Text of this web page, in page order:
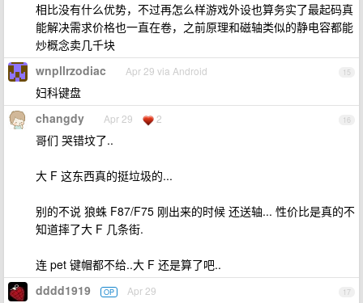
相比没有什么优势，不过再怎么样游戏外设也算务实了最起码真
能解决需求价格也一直在卷，之前原理和磁轴类似的静电容都能
炒概念卖几千块
15
wnpllrzodiac Apr 29 via Android
妇科键盘
16
changdy Apr 29 2
哥们 哭错坟了..
大 F 这东西真的挺垃圾的...
别的不说 狼蛛 F87/F75 刚出来的时候 还送轴... 性价比是真的不
知道摔了大 F 几条街.
连 pet 键帽都不给..大 F 还是算了吧..
17
dddd1919 OP Apr 29